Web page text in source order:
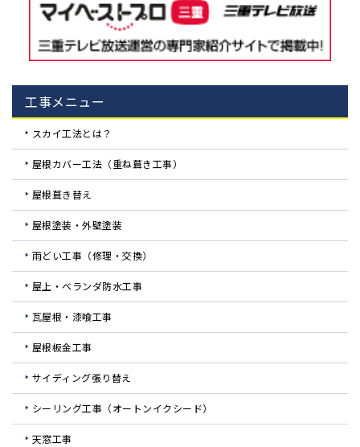
工事メニュー
スカイ工法とは？
屋根カバー工法（重ね葺き工事）
屋根葺き替え
屋根塗装・外壁塗装
雨どい工事（修理・交換）
屋上・ベランダ防水工事
瓦屋根・漆喰工事
屋根板金工事
サイディング張り替え
シーリング工事（オートンイクシード）
天窓工事